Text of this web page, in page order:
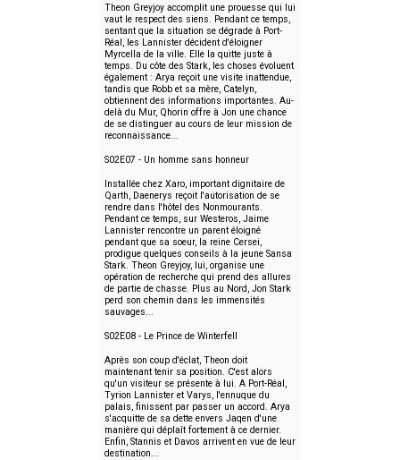
Theon Greyjoy accomplit une prouesse qui lui
vaut le respect des siens. Pendant ce temps,
sentant que la situation se dégrade à Port-
Réal, les Lannister décident d'éloigner
Myrcella de la ville. Elle la quitte juste à
temps. Du côte des Stark, les choses évoluent
également : Arya reçoit une visite inattendue,
tandis que Robb et sa mère, Catelyn,
obtiennent des informations importantes. Au-
delà du Mur, Qhorin offre à Jon une chance
de se distinguer au cours de leur mission de
reconnaissance...
S02E07 - Un homme sans honneur
Installée chez Xaro, important dignitaire de
Qarth, Daenerys reçoit l'autorisation de se
rendre dans l'hôtel des Nonmourants.
Pendant ce temps, sur Westeros, Jaime
Lannister rencontre un parent éloigné
pendant que sa soeur, la reine Cersei,
prodigue quelques conseils à la jeune Sansa
Stark. Theon Greyjoy, lui, organise une
opération de recherche qui prend des allures
de partie de chasse. Plus au Nord, Jon Stark
perd son chemin dans les immensités
sauvages...
S02E08 - Le Prince de Winterfell
Après son coup d'éclat, Theon doit
maintenant tenir sa position. C'est alors
qu'un visiteur se présente à lui. A Port-Réal,
Tyrion Lannister et Varys, l'ennuque du
palais, finissent par passer un accord. Arya
s'acquitte de sa dette envers Jaqen d'une
manière qui déplaît fortement à ce dernier.
Enfin, Stannis et Davos arrivent en vue de leur
destination...